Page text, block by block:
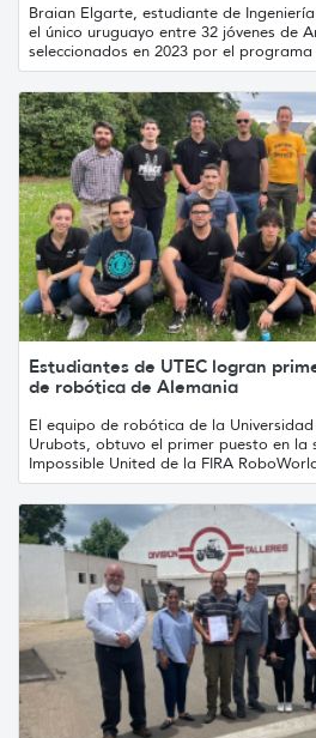
Braian Elgarte, estudiante de
el único uruguayo entre 32 jóvenes de
seleccionados en 2023 por el
Estudiantes de UTEC logran
de robótica de Alemania
El equipo de robótica de la
Urubots, obtuvo el primer puesto en la
Impossible United de la FIRA